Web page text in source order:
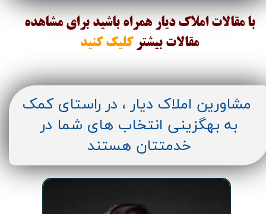
با مقالات املاک دیار همراه باشید برای مشاهده
مقالات بیشتر کلیک کنید
مشاورین املاک دیار ، در راستای کمک
به بهگزینی انتخاب های شما در
خدمتتان هستند